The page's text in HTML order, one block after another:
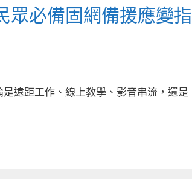
眾必備固網備援應變指
遠距工作、線上教學、影音串流，還是